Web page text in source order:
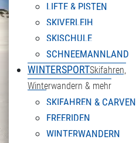
LIFTE & PISTEN
SKIVERLEIH
SKISCHULE
SCHNEEMANNLAND
WINTERSPORTSkifahren,
Winterwandern & mehr
SKIFAHREN & CARVEN
FREERIDEN
WINTERWANDERN